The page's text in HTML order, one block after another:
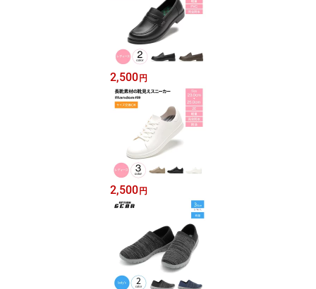
2,500 円
2,500 円